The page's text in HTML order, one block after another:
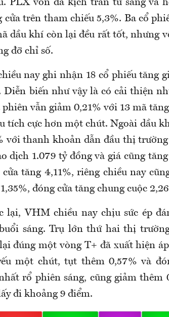
PLX vốn đã kịch trần từ sáng và
cửa trên tham chiếu 5,3%. Ba cổ
dầu khí còn lại đều rất tốt, nhưng
đỡ chỉ số.
nay ghi nhận 18 cổ phiếu tăng
Diễn biến như vậy là có cải thiện
vẫn giảm 0,21% với 13 mã
tích cực hơn một chút. Ngoài dầu
với thanh khoản dẫn đầu thị trường
dịch 1.079 tỷ đồng và giá cũng
tăng 4,11%, riêng chiều nay
đóng cửa tăng chung cuộc
lại, VHM chiều nay chịu sức ép
sáng. Trụ lớn thứ hai thị
đúng một vòng T+ đã xuất hiện
một chút, tụt thêm 0,57% và
rổ phiên sáng, cũng giảm thêm
đi khoảng 9 điểm.